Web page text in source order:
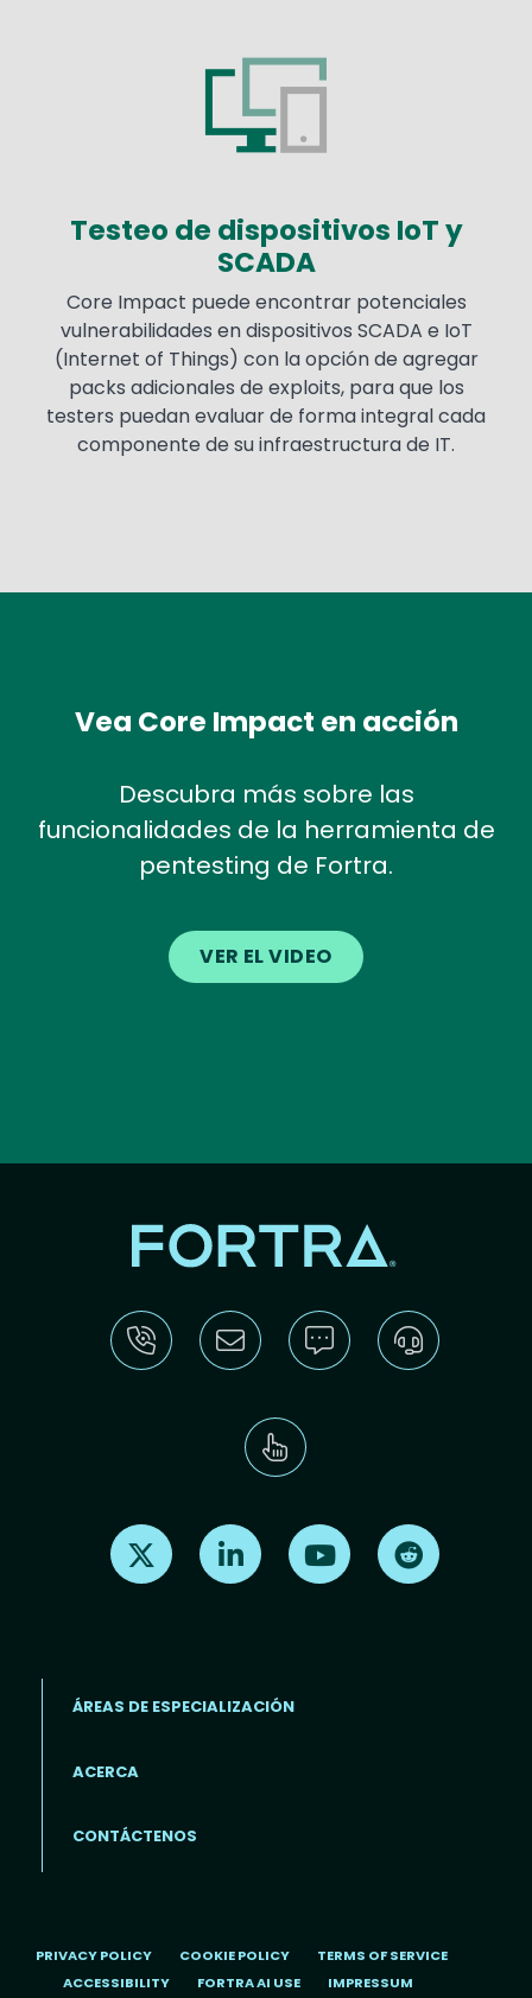
Testeo de dispositivos IoT y
SCADA
Core Impact puede encontrar potenciales
vulnerabilidades en dispositivos SCADA e IoT
(Internet of Things) con la opción de agregar
packs adicionales de exploits, para que los
testers puedan evaluar de forma integral cada
componente de su infraestructura de IT.
Vea Core Impact en acción
Descubra más sobre las
funcionalidades de la herramienta de
pentesting de Fortra.
VER EL VIDEO
Find us on X Find us on LinkedInFind us on Youtube
Footer menu (ES)
ÁREAS DE ESPECIALIZACIÓN
ACERCA
CONTÁCTENOS
PRIVACY POLICY COOKIE POLICY
TERMS OF SERVICE
ACCESSIBILITY
FORTRA AI USE IMPRESSUM